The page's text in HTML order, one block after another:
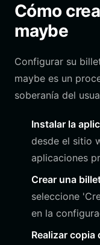
Cómo
maybe
Configurar su
maybe es un
soberanía del
Instalar la
desde el sitio
aplicaciones
Crear una
seleccione
en la
Realizar copia